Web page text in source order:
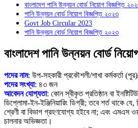
বাংলাদেশ পানি উন্নয়ন বোর্ড নিয়োগ বিজ্ঞপ্তি
পানি উন্নয়ন বোর্ড নিয়োগ বিজ্ঞপ্তি ২০২৩
Govt Job Circular 2023
পানি উন্নয়ন বোর্ড নিয়োগ বিজ্ঞপ্তি ২০২৩
বাংলাদেশ পানি উন্নয়ন বোর্ড
পদের নাম: উপ-সহকারী প্রকৌশলী/শাখা কর্মকর্তা
পদের সংখ্যা: ৪৩ জন
আবেদন যোগ্যতা: কোন স্বীকৃত প্রতিষ্ঠান বা
ডিপ্লোমা-ইন-ইঞ্জিনিয়ারিং ডিগ্রী; তবে শর্ত থাকে
শ্রেণী বা বিভাগ গ্রহণযোগ্য হইবে না; এবং এমএস
চালনার অভিজ্ঞতা।